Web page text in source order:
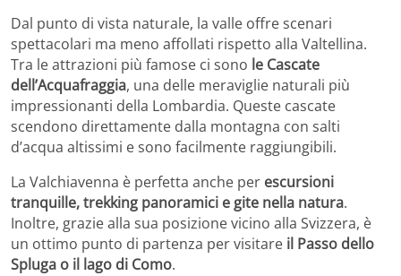
Dal punto di vista naturale, la valle offre scenari
spettacolari ma meno affollati rispetto alla Valtellina.
Tra le attrazioni più famose ci sono le Cascate
dell’Acquafraggia, una delle meraviglie naturali più
impressionanti della Lombardia. Queste cascate
scendono direttamente dalla montagna con salti
d’acqua altissimi e sono facilmente raggiungibili.
La Valchiavenna è perfetta anche per escursioni
tranquille, trekking panoramici e gite nella natura.
Inoltre, grazie alla sua posizione vicino alla Svizzera, è
un ottimo punto di partenza per visitare il Passo dello
Spluga o il lago di Como.